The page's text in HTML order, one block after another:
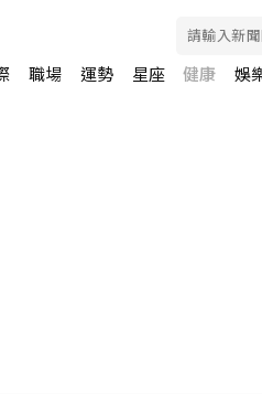
職場 運勢 星座 健康 娛